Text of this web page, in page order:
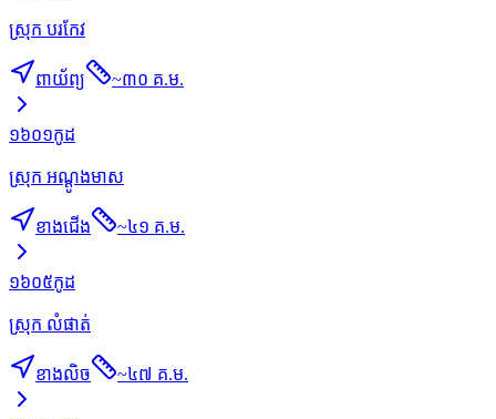
ស្រុក បរកែវ
ពាយ័ព្យ ~៣០ គ.ម.
១៦០១កូដ
ស្រុក អណ្ដូងមាស
ខាងជើង ~៤១ គ.ម.
១៦០៥កូដ
ស្រុក លំផាត់
ខាងលិច ~៤៧ គ.ម.